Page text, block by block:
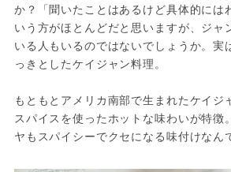
か？「聞いたことはあるけど具体的に
いう方がほとんどだと思いますが、ジャ
いる人もいるのではないでしょうか。実
っきとしたケイジャン料理。
もともとアメリカ南部で生まれたケイジ
スパイスを使ったホットな味わいが特徴
ヤもスパイシーでクセになる味付けなん